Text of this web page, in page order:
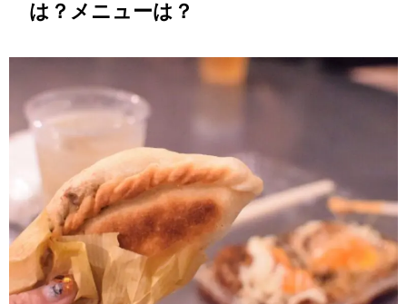
は？メニューは？